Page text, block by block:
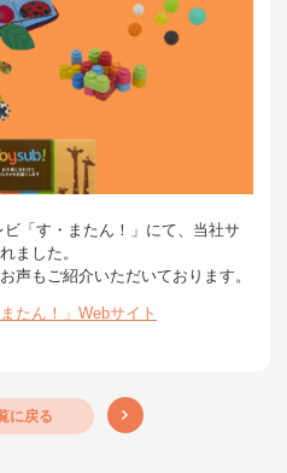
「す・またん！」にて、当社サ
ました。
声もご紹介いただいております。
たん！」Webサイト
に戻る